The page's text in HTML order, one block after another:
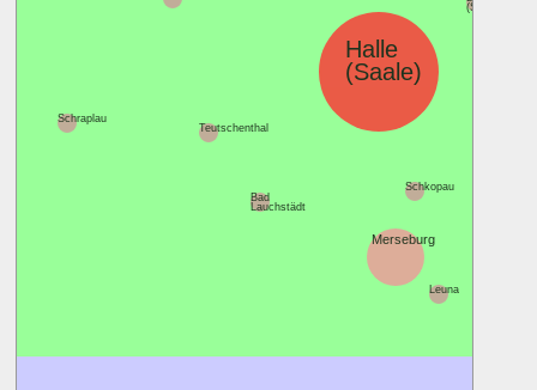
Schraplau
Bad
Lauchstädt
Schkopau
Teutschenthal
Leuna
(Saalekreis)
Merseburg
Halle
(Saale)